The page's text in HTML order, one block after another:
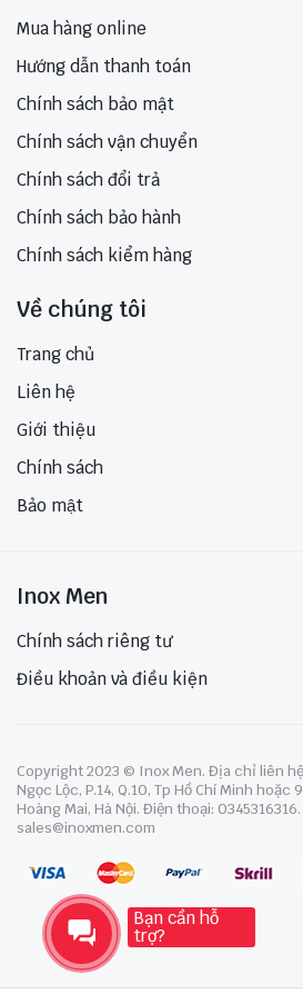
Mua hàng online
Hướng dẫn thanh toán
Chính sách bảo mật
Chính sách vận chuyển
Chính sách đổi trả
Chính sách bảo hành
Chính sách kiểm hàng
Về chúng tôi
Trang chủ
Liên hệ
Giới thiệu
Chính sách
Bảo mật
Inox Men
Chính sách riêng tư
Điều khoản và điều kiện
Copyright 2023 © Inox Men. Địa chỉ liên
Ngọc Lộc, P.14, Q.10, Tp Hồ Chí Minh hoặc
Hoàng Mai, Hà Nội. Điện thoại: 0345316316.
sales@inoxmen.com
Bạn cần hỗ
trợ?